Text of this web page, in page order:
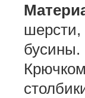
шерсти,
бусины.